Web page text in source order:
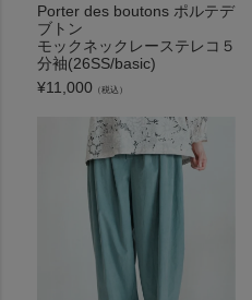
Porter des boutons ポルテデ
ブトン
モックネックレーステレコ５
分袖(26SS/basic)
¥11,000 （税込）